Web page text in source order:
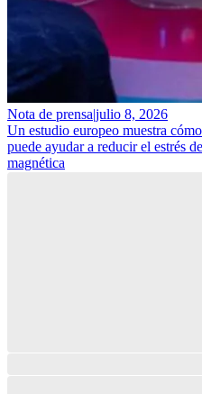
Nota de prensa|julio 8, 2026
Un estudio europeo muestra
puede ayudar a reducir el estrés
magnética